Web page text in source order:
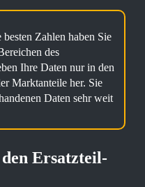
Zahlen haben Sie
des
Ihre Daten nur in den
Marktanteile her. Sie
Daten sehr weit
Ersatzteil-